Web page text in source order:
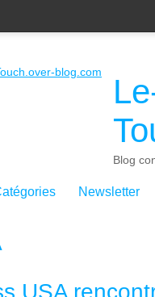
Blog
Newsletter
USA